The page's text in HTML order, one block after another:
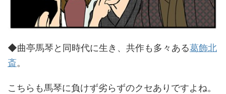
◆曲亭馬琴と同時代に生き、共作も多々ある葛飾北
斎。
こちらも馬琴に負けず劣らずのクセありですよね。